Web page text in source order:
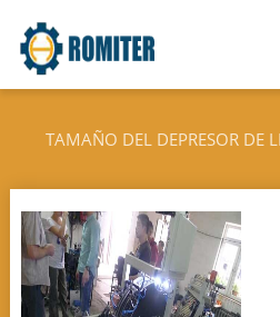
TAMAÑO DEL DEPRESOR DE
SELECCIÓN DE LA SUPERFICIE
AGRUPACIÓN DE LA